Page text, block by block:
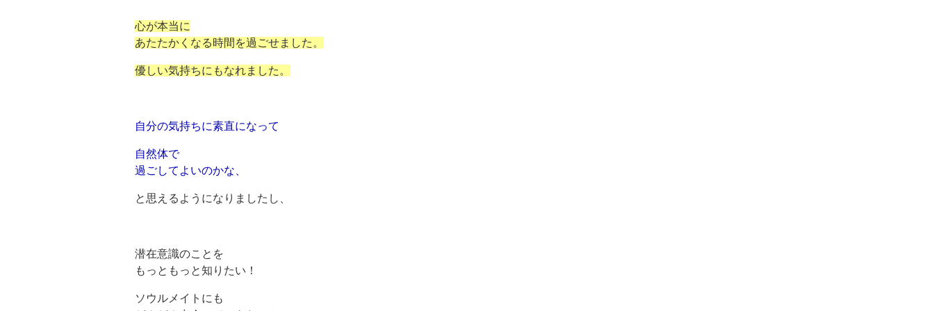
心が本当に
あたたかくなる時間を過ごせました。
優しい気持ちにもなれました。
自分の気持ちに素直になって
自然体で
過ごしてよいのかな、
と思えるようになりましたし、
潜在意識のことを
もっともっと知りたい！
ソウルメイトにも